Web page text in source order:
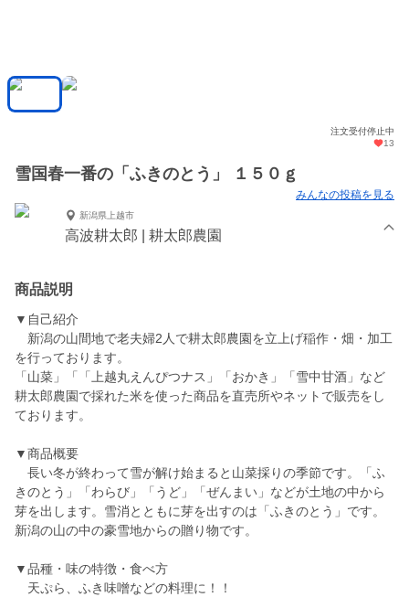
注文受付停止中
13
雪国春一番の「ふきのとう」 １５０ｇ
みんなの投稿を見る
新潟県上越市
高波耕太郎 | 耕太郎農園
商品説明
▼自己紹介
新潟の山間地で老夫婦2人で耕太郎農園を立上げ稲作・畑・加工
を行っております。
「山菜」「「上越丸えんぴつナス」「おかき」「雪中甘酒」など
耕太郎農園で採れた米を使った商品を直売所やネットで販売をし
ております。
▼商品概要
長い冬が終わって雪が解け始まると山菜採りの季節です。「ふ
きのとう」「わらび」「うど」「ぜんまい」などが土地の中から
芽を出します。雪消とともに芽を出すのは「ふきのとう」です。
新潟の山の中の豪雪地からの贈り物です。
▼品種・味の特徴・食べ方
天ぷら、ふき味噌などの料理に！！